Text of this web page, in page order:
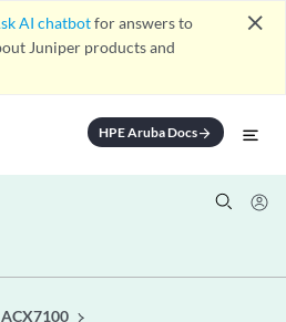
AI chatbotfor answers to
Juniper products and
close
HPE Aruba Docsarrow_forward
ACX7100